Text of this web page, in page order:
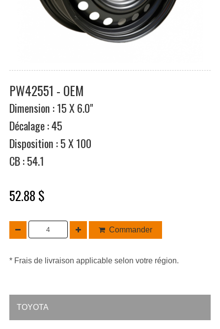
PW42551 - OEM
Dimension : 15 X 6.0"
Décalage : 45
Disposition : 5 X 100
CB : 54.1
52.88 $
Commander
* Frais de livraison applicable selon votre région.
TOYOTA